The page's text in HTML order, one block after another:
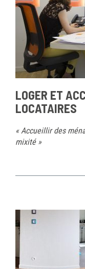
LOGER ET
LOCATAIRES
« Accueillir des
mixité »